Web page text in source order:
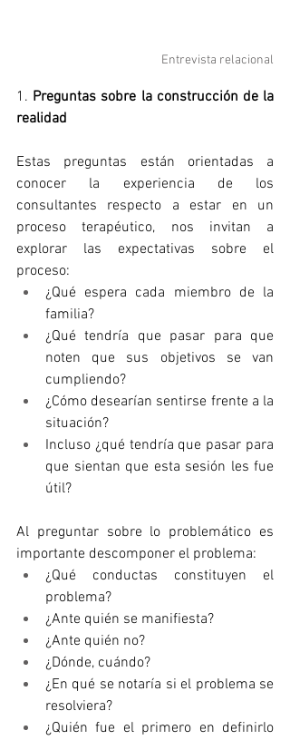
Entrevista relacional
1. Preguntas sobre la construcción de la
realidad
Estas preguntas están orientadas a
conocer la experiencia de los
consultantes respecto a estar en un
proceso terapéutico, nos invitan a
explorar las expectativas sobre el
proceso:
¿Qué espera cada miembro de la
familia?
¿Qué tendría que pasar para que
noten que sus objetivos se van
cumpliendo?
¿Cómo desearían sentirse frente a la
situación?
Incluso ¿qué tendría que pasar para
que sientan que esta sesión les fue
útil?
Al preguntar sobre lo problemático es
importante descomponer el problema:
¿Qué conductas constituyen el
problema?
¿Ante quién se manifiesta?
¿Ante quién no?
¿Dónde, cuándo?
¿En qué se notaría si el problema se
resolviera?
¿Quién fue el primero en definirlo